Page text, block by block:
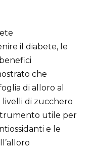
il diabete, le
che
di alloro al
di zucchero
utile per
e le